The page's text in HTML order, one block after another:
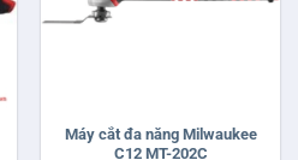
Máy cắt đa năng Milwaukee
C12 MT-202C